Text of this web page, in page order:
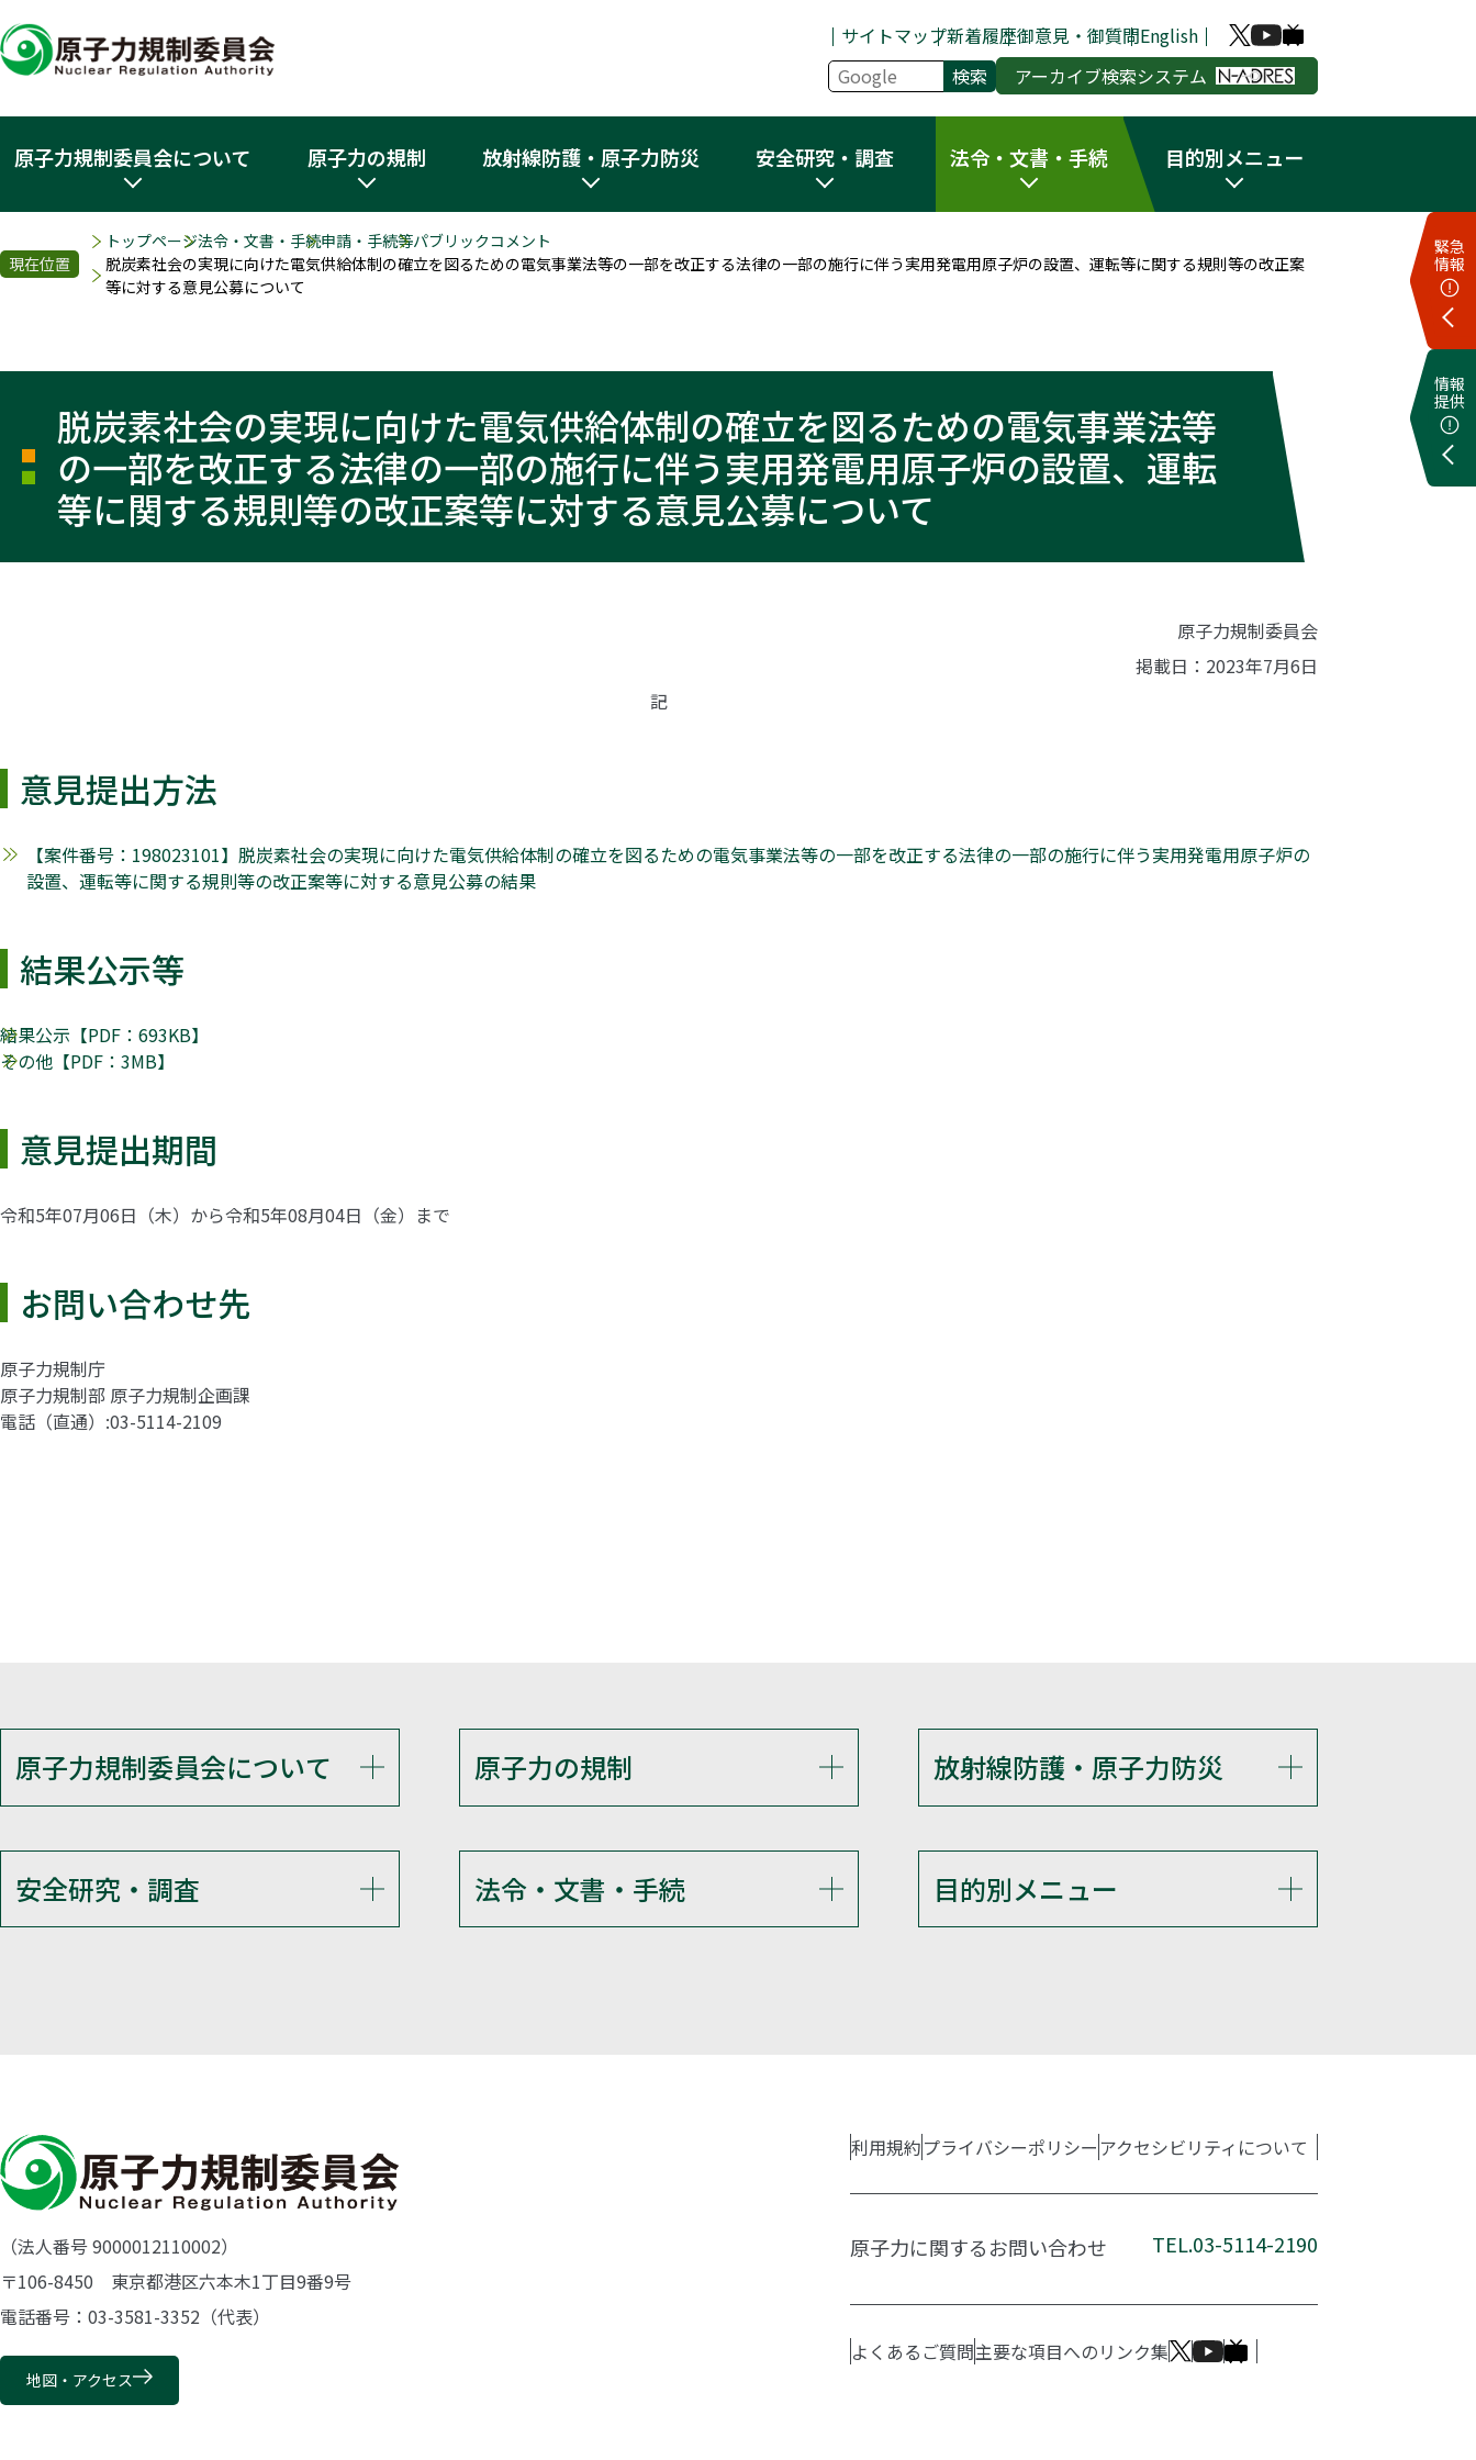
サイトマップ新着履歴御意見・御質問English
アーカイブ検索システム
原子力規制委員会について 原子力の規制 放射線防護・原子力防災 安全研究・調査 法令・文書・手続 目的別メニュー
緊急
情報
情報
提供
現在位置
トップページ法令・文書・手続申請・手続等パブリックコメント
脱炭素社会の実現に向けた電気供給体制の確立を図るための電気事業法等の一部を改正する法律の一部の施行に伴う実用発電用原子炉の設置、運転等に関する規則等の改正案
等に対する意見公募について
脱炭素社会の実現に向けた電気供給体制の確立を図るための電気事業法等
の一部を改正する法律の一部の施行に伴う実用発電用原子炉の設置、運転
等に関する規則等の改正案等に対する意見公募について
原子力規制委員会
掲載日：2023年7月6日
記
意見提出方法
【案件番号：198023101】脱炭素社会の実現に向けた電気供給体制の確立を図るための電気事業法等の一部を改正する法律の一部の施行に伴う実用発電用原子炉の
設置、運転等に関する規則等の改正案等に対する意見公募の結果
結果公示等
結果公示【PDF：693KB】
その他【PDF：3MB】
意見提出期間
令和5年07月06日（木）から令和5年08月04日（金）まで
お問い合わせ先
原子力規制庁
原子力規制部 原子力規制企画課
電話（直通）
03-5114-2109
原子力規制委員会について 原子力の規制 放射線防護・原子力防災
安全研究・調査 法令・文書・手続 目的別メニュー
（法人番号 9000012110002）
〒106-8450 東京都港区六本木1丁目9番9号
電話番号：03-3581-3352（代表）
地図・アクセス
利用規約プライバシーポリシーアクセシビリティについて
原子力に関するお問い合わせ TEL.03-5114-2190
よくあるご質問主要な項目へのリンク集